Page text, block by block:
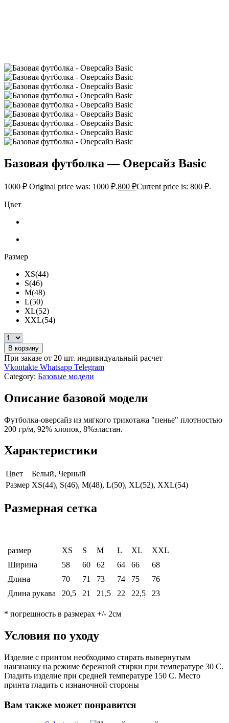
Базовая футболка — Оверсайз Basic
1000₽ Original price was: 1000 ₽.800 ₽Current price is: 800 ₽.
Цвет
Размер
XS(44)
S(46)
M(48)
L(50)
XL(52)
XXL(54)
В корзину
При заказе от 20 шт. индивидуальный расчет
Vkontakte Whatsapp Telegram
Category: Базовые модели
Описание базовой модели
Футболка-оверсайз из мягкого трикотажа "пенье" плотностью
200 гр/м, 92% хлопок, 8%эластан.
Характеристики
Цвет
Белый, Черный
Размер XS(44), S(46), M(48), L(50), XL(52), XXL(54)
Размерная сетка
размер XS S M L XL
XXL
Ширина
58 60 62 64 66
68
Длина
70 71 73 74 75
76
Длина рукава
20,5 21 21,5 22 22,5 23
* погрешность в размерах +/- 2см
Условия по уходу
Изделие с принтом необходимо стирать вывернутым
наизнанку на режиме бережной стирки при температуре 30 С.
Гладить изделие при средней температуре 150 С. Место
принта гладить с изнаночной стороны
Вам также может понравится